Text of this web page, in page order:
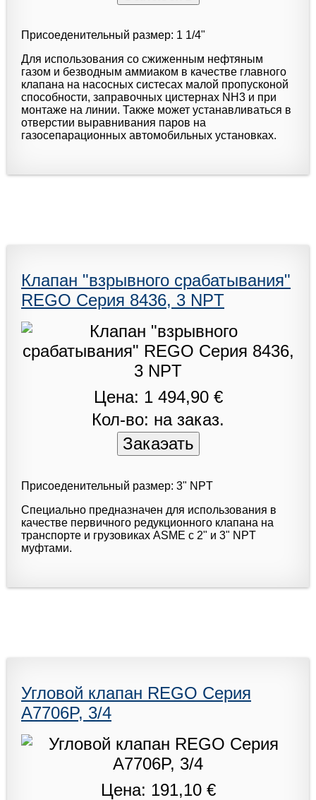
Присоеденительный размер: 1 1/4"
Для использования со сжиженным нефтяным
газом и безводным аммиаком в качестве главного
клапана на насосных систесах малой пропусконой
способности, заправочных цистернах NH3 и при
монтаже на линии. Также может устанавливаться в
отверстии выравнивания паров на
газосепарационных автомобильных установках.
Клапан "взрывного срабатывания"
REGO Серия 8436, 3 NPT
Цена: 1 494,90 €
Кол-во: на заказ.
Присоеденительный размер: 3" NPT
Специально предназначен для использования в
качестве первичного редукционного клапана на
транспорте и грузовиках ASME с 2" и 3" NPT
муфтами.
Угловой клапан REGO Серия
A7706P, 3/4
Цена: 191,10 €